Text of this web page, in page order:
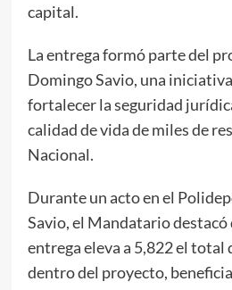
capital.
La entrega formó parte del
Domingo Savio, una
fortalecer la seguridad
calidad de vida de miles de
Nacional.
Durante un acto en el
Savio, el Mandatario destacó
entrega eleva a 5,822 el
dentro del proyecto,